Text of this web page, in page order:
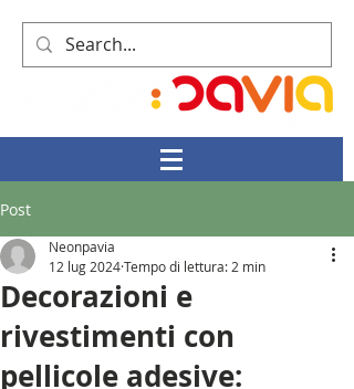
Post
Decorazioni e
rivestimenti con
pellicole adesive:
Neonpavia
12 lug 2024Tempo di lettura: 2 min